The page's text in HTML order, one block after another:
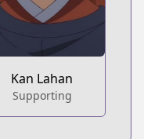
Kan Lahan
Supporting